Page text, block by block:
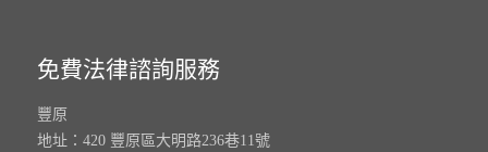
免費法律諮詢服務
豐原
地址：420 豐原區大明路236巷11號